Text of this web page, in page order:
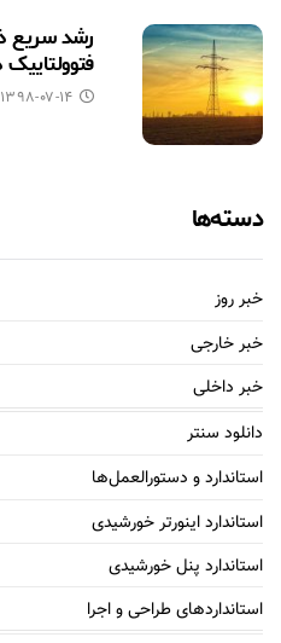
رشد سریع
۱۳۹۸-۰۷-۱۴
دسته‌ها
خبر روز
خبر خارجی
خبر داخلی
دانلود سنتر
استاندارد و دستورالعمل‌ها
استاندارد اینورتر خورشیدی
استاندارد پنل خورشیدی
استانداردهای طراحی و اجرا